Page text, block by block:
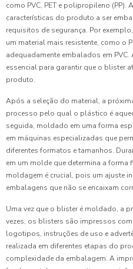
como PVC, PET e polipropileno
características do produto a ser
requisitos de segurança. Por
um material mais resistente, como o
adequadamente embalados em
essencial para garantir que o blister
produto.
Após a seleção do material, a
processo pelo qual o plástico é
seguida, moldado em uma forma
em máquinas especializadas que
diferentes formatos e tamanhos.
em um molde que determina a
moldagem é crucial, pois um ajuste
embalagens que não se encaixam
Uma vez que o blister é moldado, a
vezes, os blisters são impressos
logotipos, instruções de uso e
realizada em diferentes etapas do
complexidade da embalagem. A